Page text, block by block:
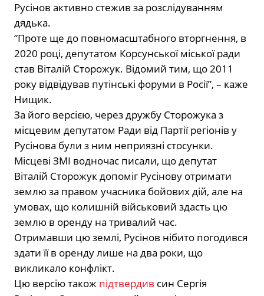
Русінов активно стежив за розслідуванням
дядька.
“Проте ще до повномасштабного вторгнення, в
2020 році, депутатом Корсунської міської ради
став Віталій Сторожук. Відомий тим, що 2011
року відвідував путінські форуми в Росії”, – каже
Нищик.
За його версією, через дружбу Сторожука з
місцевим депутатом Ради від Партії регіонів у
Русінова були з ним неприязні стосунки.
Місцеві ЗМІ водночас писали, що депутат
Віталій Сторожук допоміг Русінову отримати
землю за правом учасника бойових дій, але на
умовах, що колишній військовий здасть цю
землю в оренду на тривалий час.
Отримавши цю землі, Русінов нібито погодився
здати її в оренду лише на два роки, що
викликало конфлікт.
Цю версію також підтвердив син Сергія